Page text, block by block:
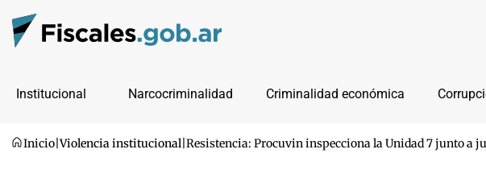
Institucional Narcocriminalidad Criminalidad económica
Inicio |Violencia institucional Resistencia: Procuvin inspecciona la Unidad 7 junto a